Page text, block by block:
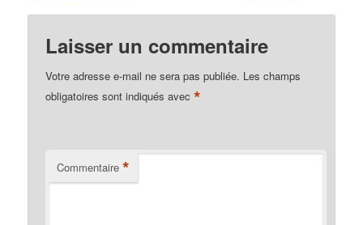
Laisser un commentaire
Votre adresse e-mail ne sera pas publiée. Les champs
obligatoires sont indiqués avec*
Commentaire *